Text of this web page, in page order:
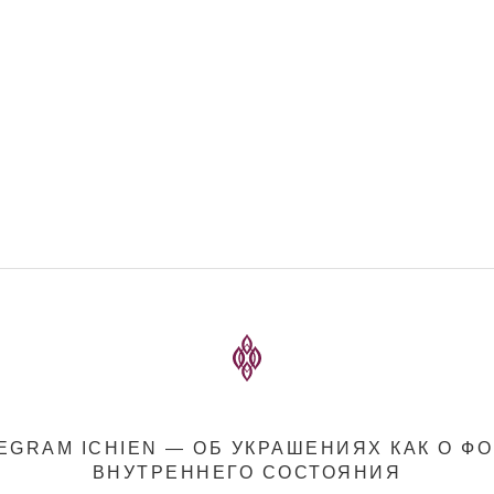
ICHIEN — ОБ УКРАШЕНИЯХ КАК О
ВНУТРЕННЕГО СОСТОЯНИЯ